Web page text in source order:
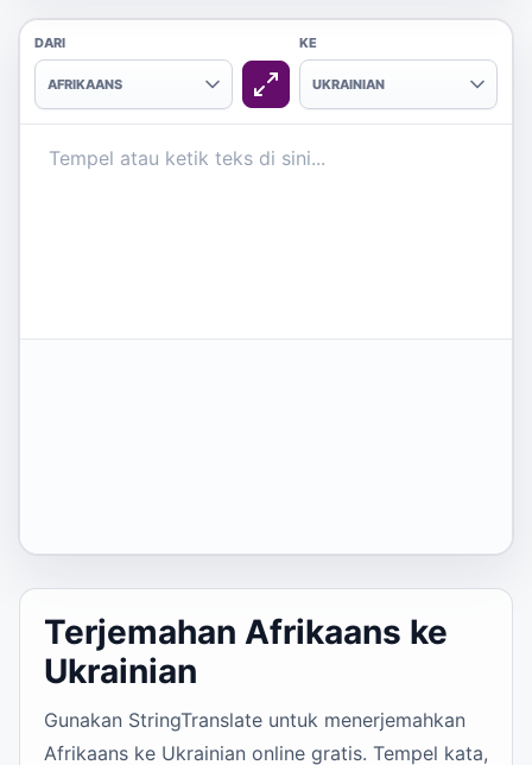
DARI
AFRIKAANS
KE
UKRAINIAN
Terjemahan Afrikaans ke
Ukrainian
Gunakan StringTranslate untuk menerjemahkan
Afrikaans ke Ukrainian online gratis. Tempel kata,